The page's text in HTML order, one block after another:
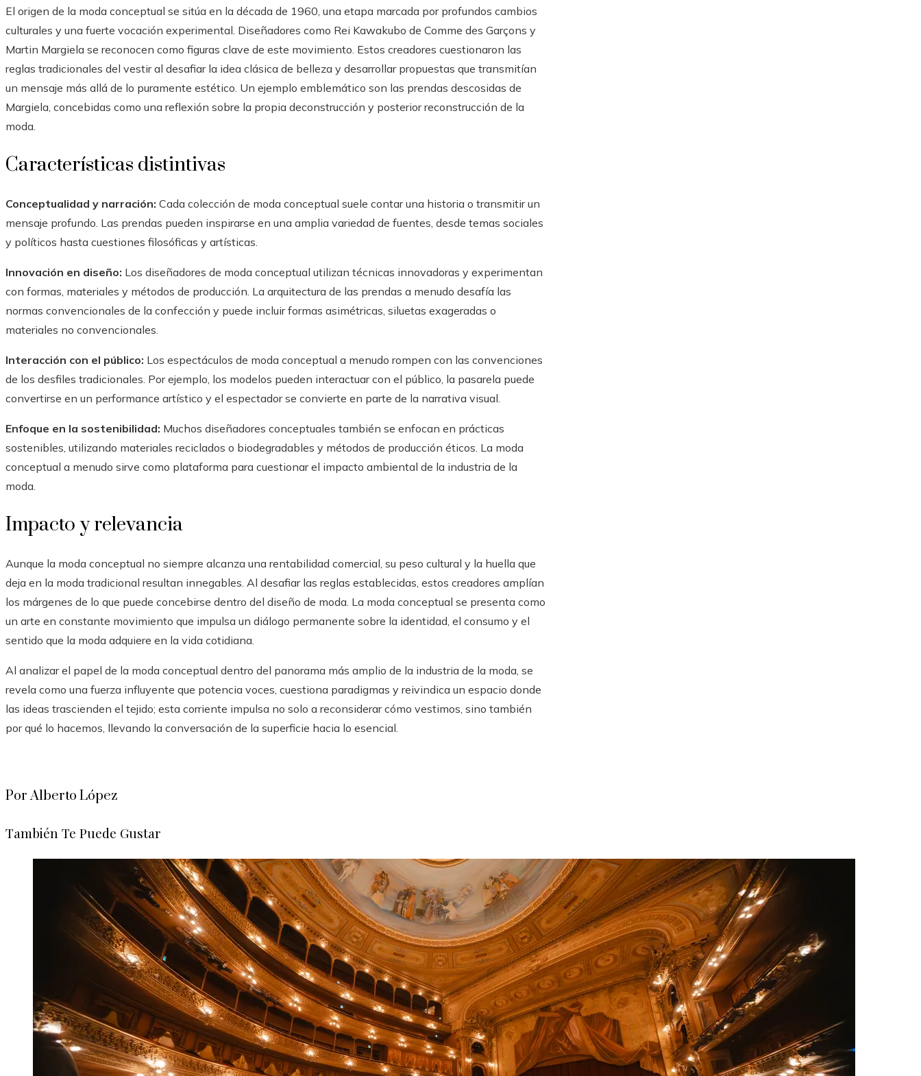
El origen de la moda conceptual se sitúa en la década de 1960, una etapa marcada por profundos cambios
culturales y una fuerte vocación experimental. Diseñadores como Rei Kawakubo de Comme des Garçons y
Martin Margiela se reconocen como figuras clave de este movimiento. Estos creadores cuestionaron las
reglas tradicionales del vestir al desafiar la idea clásica de belleza y desarrollar propuestas que transmitían
un mensaje más allá de lo puramente estético. Un ejemplo emblemático son las prendas descosidas de
Margiela, concebidas como una reflexión sobre la propia deconstrucción y posterior reconstrucción de la
moda.
Características distintivas
Conceptualidad y narración: Cada colección de moda conceptual suele contar una historia o transmitir un
mensaje profundo. Las prendas pueden inspirarse en una amplia variedad de fuentes, desde temas sociales
y políticos hasta cuestiones filosóficas y artísticas.
Innovación en diseño: Los diseñadores de moda conceptual utilizan técnicas innovadoras y experimentan
con formas, materiales y métodos de producción. La arquitectura de las prendas a menudo desafía las
normas convencionales de la confección y puede incluir formas asimétricas, siluetas exageradas o
materiales no convencionales.
Interacción con el público: Los espectáculos de moda conceptual a menudo rompen con las convenciones
de los desfiles tradicionales. Por ejemplo, los modelos pueden interactuar con el público, la pasarela puede
convertirse en un performance artístico y el espectador se convierte en parte de la narrativa visual.
Enfoque en la sostenibilidad: Muchos diseñadores conceptuales también se enfocan en prácticas
sostenibles, utilizando materiales reciclados o biodegradables y métodos de producción éticos. La moda
conceptual a menudo sirve como plataforma para cuestionar el impacto ambiental de la industria de la
moda.
Impacto y relevancia
Aunque la moda conceptual no siempre alcanza una rentabilidad comercial, su peso cultural y la huella que
deja en la moda tradicional resultan innegables. Al desafiar las reglas establecidas, estos creadores amplían
los márgenes de lo que puede concebirse dentro del diseño de moda. La moda conceptual se presenta como
un arte en constante movimiento que impulsa un diálogo permanente sobre la identidad, el consumo y el
sentido que la moda adquiere en la vida cotidiana.
Al analizar el papel de la moda conceptual dentro del panorama más amplio de la industria de la moda, se
revela como una fuerza influyente que potencia voces, cuestiona paradigmas y reivindica un espacio donde
las ideas trascienden el tejido; esta corriente impulsa no solo a reconsiderar cómo vestimos, sino también
por qué lo hacemos, llevando la conversación de la superficie hacia lo esencial.
Por Alberto López
También Te Puede Gustar